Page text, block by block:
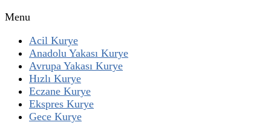
Menu
Acil Kurye
Anadolu Yakası Kurye
Avrupa Yakası Kurye
Hızlı Kurye
Eczane Kurye
Ekspres Kurye
Gece Kurye